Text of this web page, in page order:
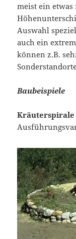
meist ein
Auswahl
auch ein
können z.B.
Baubeispiele
Kräuterspirale